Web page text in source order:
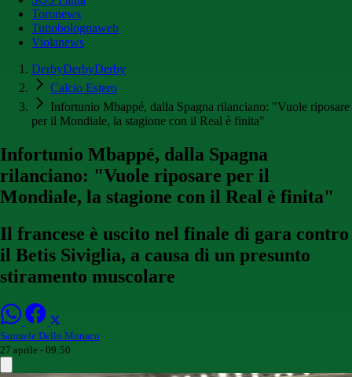
Toronews
Tuttobolognaweb
Violanews
DerbyDerbyDerby
Calcio Estero
Infortunio Mbappé, dalla Spagna rilanciano: "Vuole riposare
per il Mondiale, la stagione con il Real è finita"
Infortunio Mbappé, dalla Spagna
rilanciano: "Vuole riposare per il
Mondiale, la stagione con il Real è finita"
Il francese è uscito nel finale di gara contro
il Betis Siviglia, a causa di un presunto
stiramento muscolare
Samuele Dello Monaco
27 aprile - 09:50